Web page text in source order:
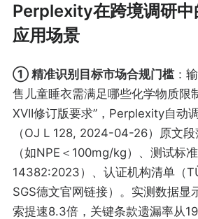
Perplexity在跨境调研中
应用场景
① 精准识别目标市场合规门槛：
售儿童睡衣需满足哪些化学物质限
XVII修订版要求”，Perplexity自动
（OJ L 128, 2024-04-26）原文
（如NPE＜100mg/kg）、测试标
14382:2023）、认证机构清单（
SGS德文官网链接）。实测数据显
索提速8.3倍，关键条款遗漏率从